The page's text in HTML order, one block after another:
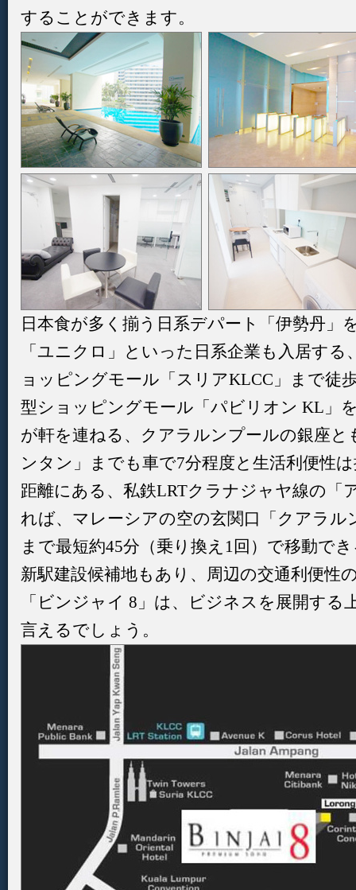
することができます。
日本食が多く揃う日系デパート「伊勢丹」
「ユニクロ」といった日系企業も入居す
ョッピングモール「スリアKLCC」まで徒
型ショッピングモール「パビリオン KL」
が軒を連ねる、クアラルンプールの銀座
ンタン」までも車で7分程度と生活利便性
距離にある、私鉄LRTクラナジャヤ線の「
れば、マレーシアの空の玄関口「クアラル
まで最短約45分（乗り換え1回）で移動で
新駅建設候補地もあり、周辺の交通利便性
「ビンジャイ 8」は、ビジネスを展開す
言えるでしょう。